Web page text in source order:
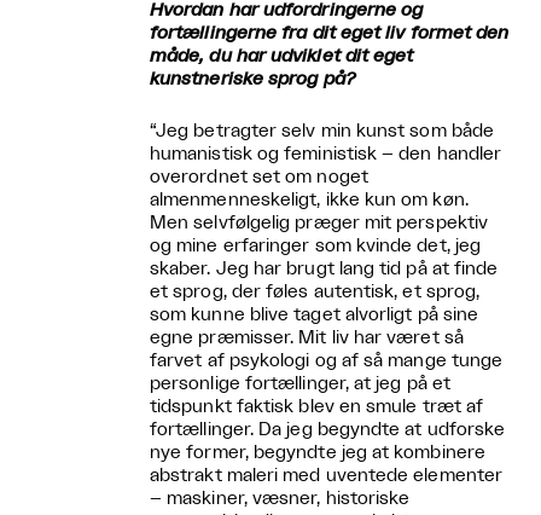
Hvordan har udfordringerne og
fortællingerne fra dit eget liv formet den
måde, du har udviklet dit eget
kunstneriske sprog på?
“Jeg betragter selv min kunst som både
humanistisk og feministisk – den handler
overordnet set om noget
almenmenneskeligt, ikke kun om køn.
Men selvfølgelig præger mit perspektiv
og mine erfaringer som kvinde det, jeg
skaber. Jeg har brugt lang tid på at finde
et sprog, der føles autentisk, et sprog,
som kunne blive taget alvorligt på sine
egne præmisser. Mit liv har været så
farvet af psykologi og af så mange tunge
personlige fortællinger, at jeg på et
tidspunkt faktisk blev en smule træt af
fortællinger. Da jeg begyndte at udforske
nye former, begyndte jeg at kombinere
abstrakt maleri med uventede elementer
– maskiner, væsner, historiske